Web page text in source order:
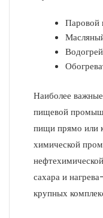
Паровой
Наиболее
пищевой
пищи прямо или
химической
сахара и
крупных